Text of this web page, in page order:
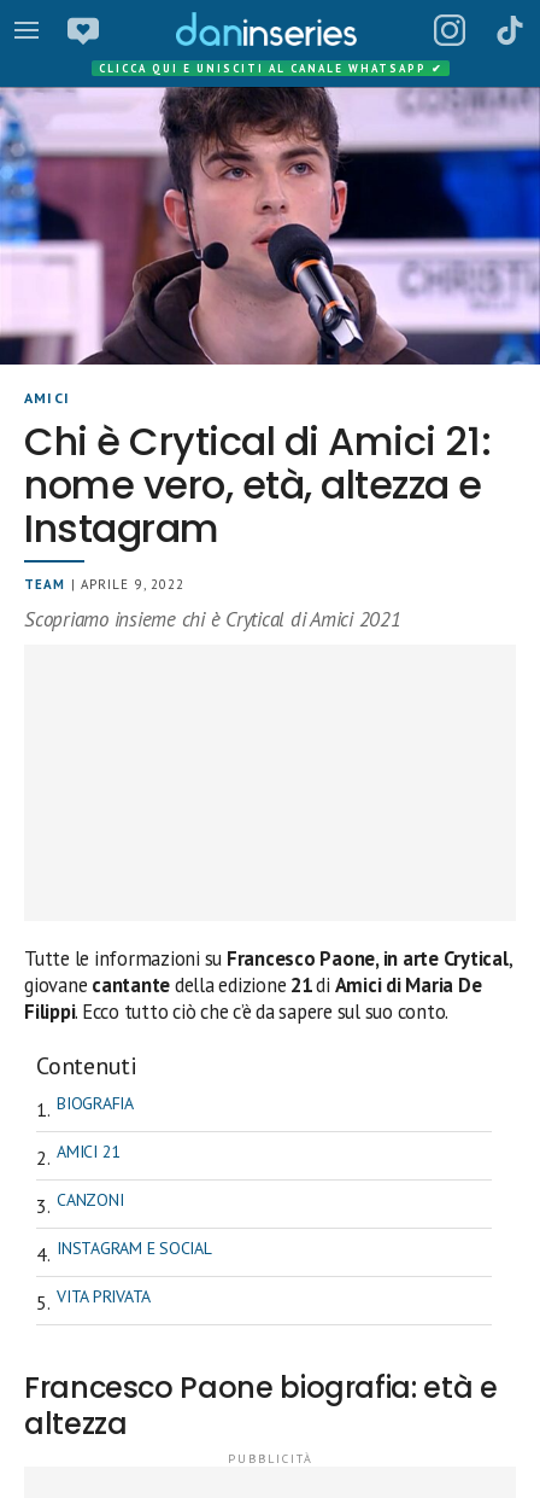
CLICCA QUI E UNISCITI AL CANALE WHATSAPP ✔
AMICI
Chi è Crytical di Amici 21:
nome vero, età, altezza e
Instagram
TEAM | APRILE 9, 2022
Scopriamo insieme chi è Crytical di Amici 2021
Tutte le informazioni su Francesco Paone, in arte Crytical,
giovane cantantedella edizione 21di Amici di Maria De
Filippi. Ecco tutto ciò che c’è da sapere sul suo conto.
Contenuti
BIOGRAFIA
AMICI 21
CANZONI
INSTAGRAM E SOCIAL
VITA PRIVATA
Francesco Paone biografia: età e
altezza